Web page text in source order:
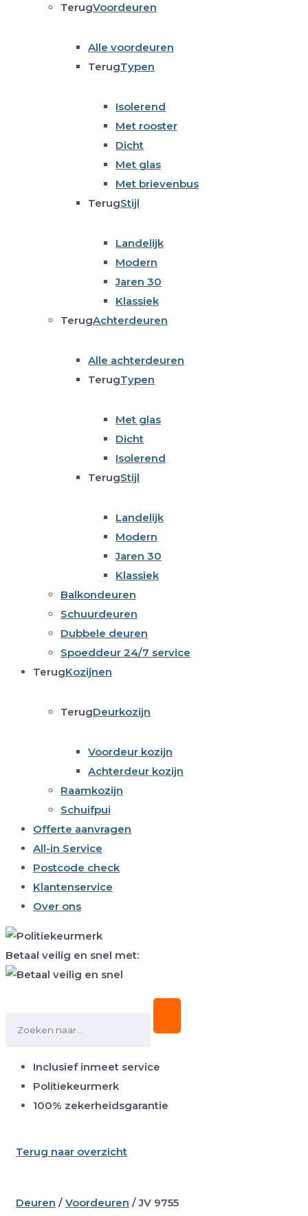
TerugVoordeuren
Alle voordeuren
TerugTypen
Isolerend
Met rooster
Dicht
Met glas
Met brievenbus
TerugStijl
Landelijk
Modern
Jaren 30
Klassiek
TerugAchterdeuren
Alle achterdeuren
TerugTypen
Met glas
Dicht
Isolerend
TerugStijl
Landelijk
Modern
Jaren 30
Klassiek
Balkondeuren
Schuurdeuren
Dubbele deuren
Spoeddeur 24/7 service
TerugKozijnen
TerugDeurkozijn
Voordeur kozijn
Achterdeur kozijn
Raamkozijn
Schuifpui
Offerte aanvragen
All-in Service
Postcode check
Klantenservice
Over ons
Betaal veilig en snel met:
Inclusief inmeet service
Politiekeurmerk
100% zekerheidsgarantie
Terug naar overzicht
Deuren / Voordeuren /JV 9755